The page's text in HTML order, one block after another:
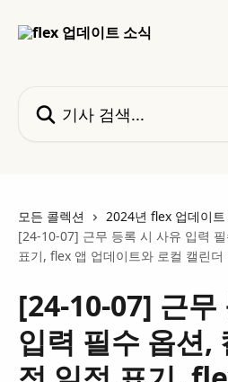
모든 콜렉션
2024년 flex 업데이트
[24-10-07] 근무 등록 시 사유 입력
표기, flex 앱 업데이트와 로컬 캘린
[24-10-07] 근무
입력 필수 옵션,